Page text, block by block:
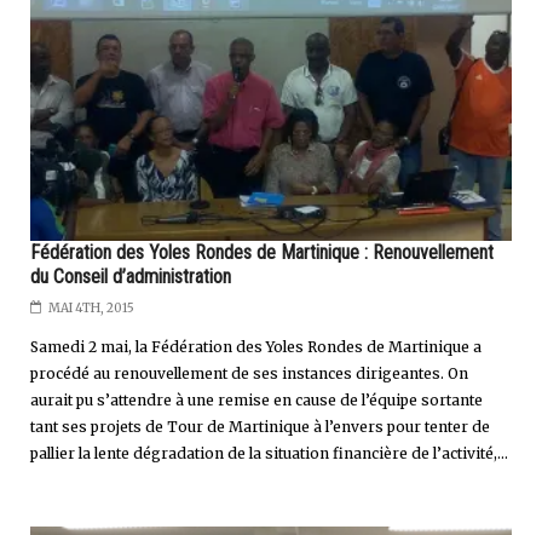
Fédération des Yoles Rondes de Martinique : Renouvellement
du Conseil d’administration
MAI 4TH, 2015
Samedi 2 mai, la Fédération des Yoles Rondes de Martinique a
procédé au renouvellement de ses instances dirigeantes. On
aurait pu s’attendre à une remise en cause de l’équipe sortante
tant ses projets de Tour de Martinique à l’envers pour tenter de
pallier la lente dégradation de la situation financière de l’activité,...